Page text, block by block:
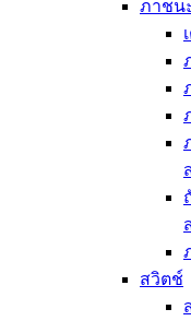
ภาชน
สวิตช์